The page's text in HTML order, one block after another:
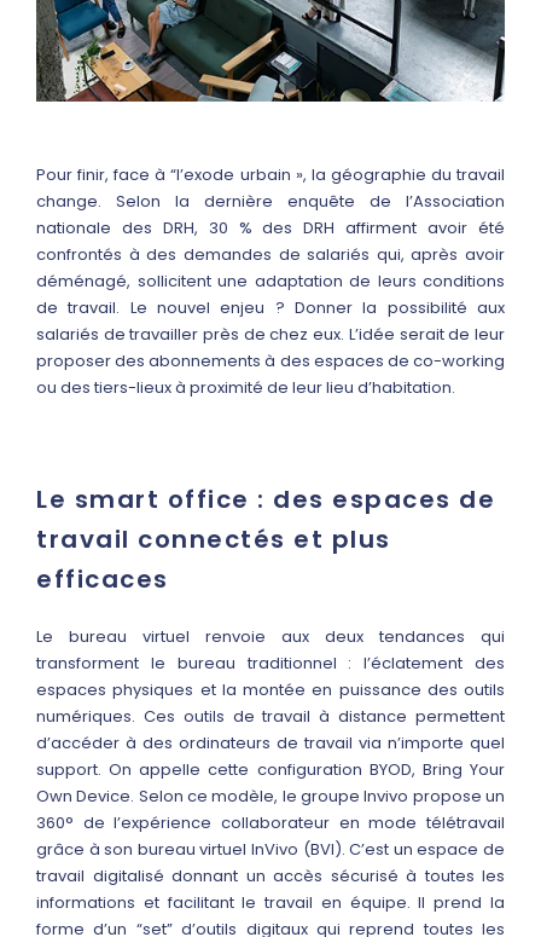
Pour finir, face à “l’exode urbain », la géographie du travail
change. Selon la dernière enquête de l’Association
nationale des DRH, 30 % des DRH affirment avoir été
confrontés à des demandes de salariés qui, après avoir
déménagé, sollicitent une adaptation de leurs conditions
de travail. Le nouvel enjeu ? Donner la possibilité aux
salariés de travailler près de chez eux. L’idée serait de leur
proposer des abonnements à des espaces de co-working
ou des tiers-lieux à proximité de leur lieu d’habitation.
Le smart office : des espaces de
travail connectés et plus
efficaces
Le bureau virtuel renvoie aux deux tendances qui
transforment le bureau traditionnel : l’éclatement des
espaces physiques et la montée en puissance des outils
numériques. Ces outils de travail à distance permettent
d’accéder à des ordinateurs de travail via n’importe quel
support. On appelle cette configuration BYOD, Bring Your
Own Device. Selon ce modèle, le groupe Invivo propose un
360° de l’expérience collaborateur en mode télétravail
grâce à son bureau virtuel InVivo (BVI). C’est un espace de
travail digitalisé donnant un accès sécurisé à toutes les
informations et facilitant le travail en équipe. Il prend la
forme d’un “set” d’outils digitaux qui reprend toutes les